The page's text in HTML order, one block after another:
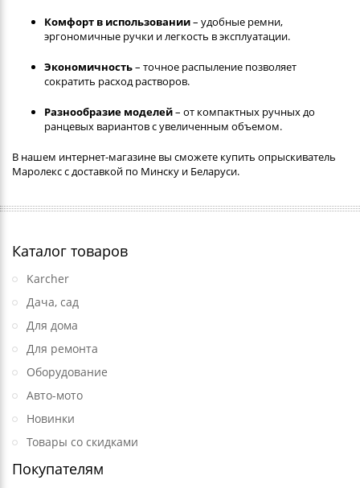
Комфорт в использовании– удобные ремни,
эргономичные ручки и легкость в эксплуатации.
Экономичность– точное распыление позволяет
сократить расход растворов.
Разнообразие моделей– от компактных ручных до
ранцевых вариантов с увеличенным объемом.
В нашем интернет-магазине вы сможете купить опрыскиватель
Маролекс с доставкой по Минску и Беларуси.
Каталог товаров
Karcher
Дача, сад
Для дома
Для ремонта
Оборудование
Авто-мото
Новинки
Товары со скидками
Покупателям